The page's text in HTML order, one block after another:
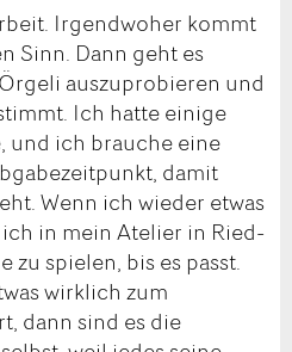
Irgendwoher kommt
Sinn. Dann geht es
auszuprobieren und
Ich hatte einige
und ich brauche eine
damit
Wenn ich wieder etwas
in mein Atelier in Ried-
spielen, bis es passt.
wirklich zum
dann sind es die